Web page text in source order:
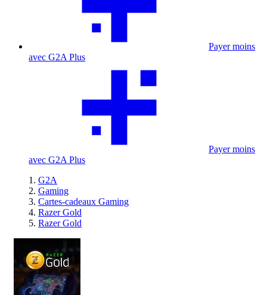
Payer moins
avec G2A Plus
Payer moins
avec G2A Plus
G2A
Gaming
Cartes-cadeaux Gaming
Razer Gold
Razer Gold